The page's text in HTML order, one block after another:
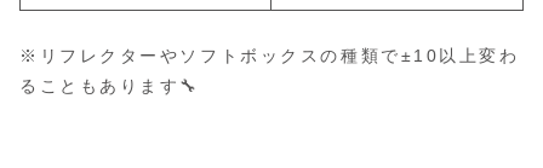
※リフレクターやソフトボックスの種類で±10以上変わ
ることもあります🔧